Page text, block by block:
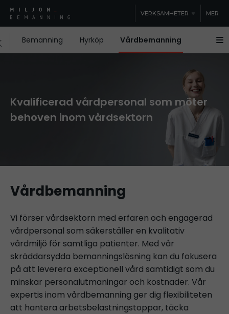
VERKSAMHETER MER
Bemanning Hyrköp Vårdbemanning För
Kvalificerad vårdpersonal som möter
behoven inom vårdsektorn
Vårdbemanning
Vi förser vårdsektorn med erfaren och engagerad
vårdpersonal som säkerställer en kvalitativ
vårdmiljö för samtliga patienter. Med vår
skräddarsydda bemanningslösning kan du fokusera
på att leverera exceptionell vård samtidigt som du
minskar personalutmaningar och kostnader. Vår
expertis inom vårdbemanning ger dig flexibiliteten
att hantera arbetsbelastningstoppar, täcka